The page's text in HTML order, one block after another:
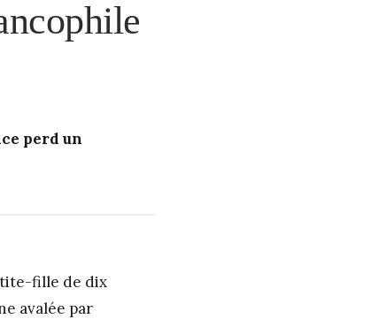
perd un
fille de dix
avalée par